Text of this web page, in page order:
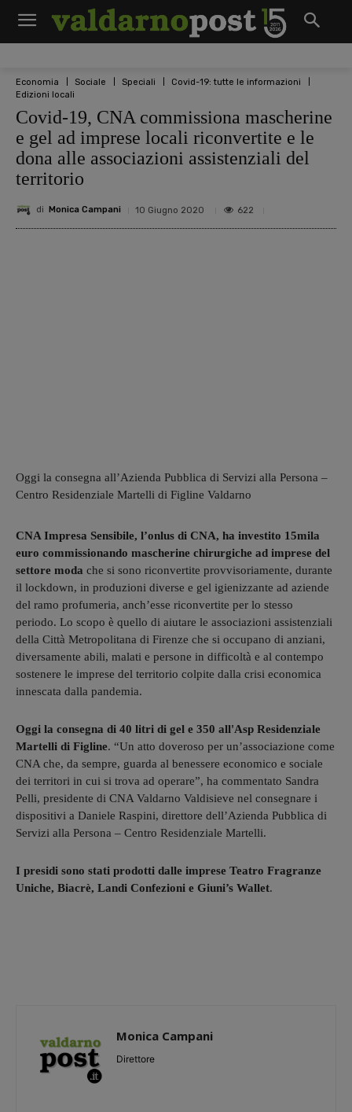
Economia Sociale Speciali
Covid-19: tutte le informazioni
Edizioni locali
Covid-19, CNA commissiona mascherine
e gel ad imprese locali riconvertite e le
dona alle associazioni assistenziali del
territorio
di Monica Campani 10 Giugno 2020 622
Oggi la consegna all’Azienda Pubblica di Servizi alla Persona –
Centro Residenziale Martelli di Figline Valdarno
CNA Impresa Sensibile, l’onlus di CNA, ha investito 15mila
euro commissionando mascherine chirurgiche ad imprese del
settore moda che si sono riconvertite provvisoriamente, durante
il lockdown, in produzioni diverse e gel igienizzante ad aziende
del ramo profumeria, anch’esse riconvertite per lo stesso
periodo. Lo scopo è quello di aiutare le associazioni assistenziali
della Città Metropolitana di Firenze che si occupano di anziani,
diversamente abili, malati e persone in difficoltà e al contempo
sostenere le imprese del territorio colpite dalla crisi economica
innescata dalla pandemia.
Oggi la consegna di 40 litri di gel e 350 all'Asp Residenziale
Martelli di Figline. “Un atto doveroso per un’associazione come
CNA che, da sempre, guarda al benessere economico e sociale
dei territori in cui si trova ad operare”, ha commentato Sandra
Pelli, presidente di CNA Valdarno Valdisieve nel consegnare i
dispositivi a Daniele Raspini, direttore dell’Azienda Pubblica di
Servizi alla Persona – Centro Residenziale Martelli.
I presidi sono stati prodotti dalle imprese Teatro Fragranze
Uniche, Biacrè, Landi Confezioni e Giuni’s Wallet.
Monica Campani
Direttore